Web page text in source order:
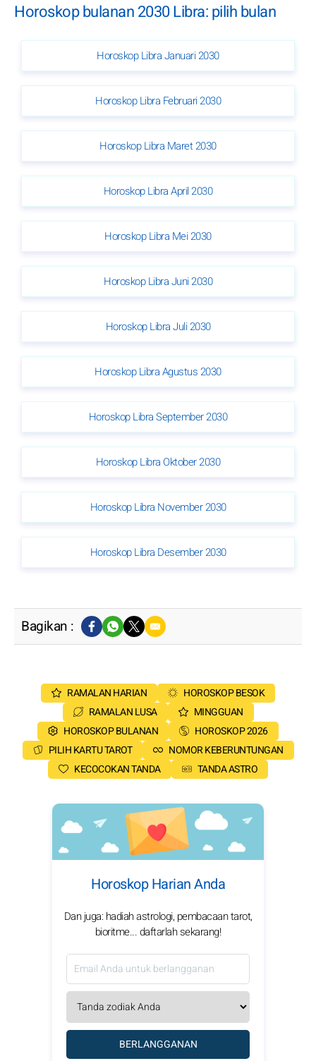
Horoskop bulanan 2030 Libra: pilih bulan
Horoskop Libra Januari 2030
Horoskop Libra Februari 2030
Horoskop Libra Maret 2030
Horoskop Libra April 2030
Horoskop Libra Mei 2030
Horoskop Libra Juni 2030
Horoskop Libra Juli 2030
Horoskop Libra Agustus 2030
Horoskop Libra September 2030
Horoskop Libra Oktober 2030
Horoskop Libra November 2030
Horoskop Libra Desember 2030
Bagikan :
RAMALAN HARIAN
HOROSKOP BESOK
RAMALAN LUSA
MINGGUAN
HOROSKOP BULANAN
HOROSKOP 2026
PILIH KARTU TAROT
NOMOR KEBERUNTUNGAN
KECOCOKAN TANDA
TANDA ASTRO
Horoskop Harian Anda
Dan juga: hadiah astrologi, pembacaan tarot,
bioritme... daftarlah sekarang!
BERLANGGANAN